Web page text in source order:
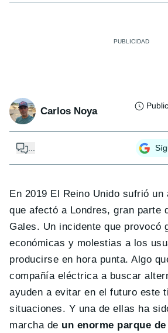
Carlos Noya
...
En 2019 El Reino Unido sufrió un
que afectó a Londres, gran parte
Gales. Un incidente que provocó
económicas y molestias a los
producirse en hora punta. Algo
compañía eléctrica a buscar
ayuden a evitar en el futuro este
situaciones. Y una de ellas ha
marcha de un enorme parque